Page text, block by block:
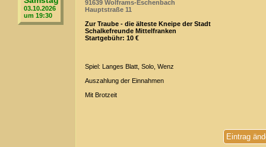
03.10.2026
um 19:30
91639 Wolframs-Eschenbach
Hauptstraße 11
Zur Traube - die älteste Kneipe der Stadt
Schalkefreunde Mittelfranken
Startgebühr: 10 €
Spiel: Langes Blatt, Solo, Wenz
Auszahlung der Einnahmen
Mit Brotzeit
Eintrag